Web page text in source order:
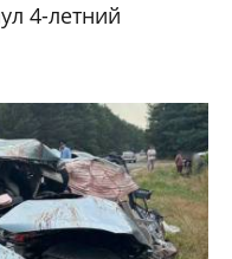
4-летний